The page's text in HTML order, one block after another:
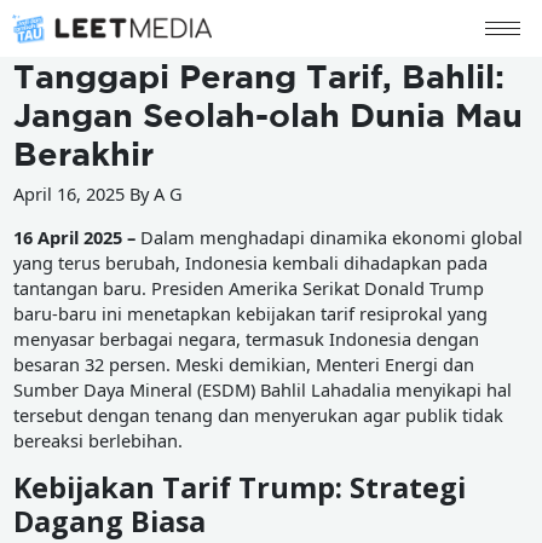
Tanggapi Perang Tarif, Bahlil:
Jangan Seolah-olah Dunia Mau
Berakhir
April 16, 2025 By A G
16 April 2025 – Dalam menghadapi dinamika ekonomi global
yang terus berubah, Indonesia kembali dihadapkan pada
tantangan baru. Presiden Amerika Serikat Donald Trump
baru-baru ini menetapkan kebijakan tarif resiprokal yang
menyasar berbagai negara, termasuk Indonesia dengan
besaran 32 persen. Meski demikian, Menteri Energi dan
Sumber Daya Mineral (ESDM) Bahlil Lahadalia menyikapi hal
tersebut dengan tenang dan menyerukan agar publik tidak
bereaksi berlebihan.
Kebijakan Tarif Trump: Strategi
Dagang Biasa